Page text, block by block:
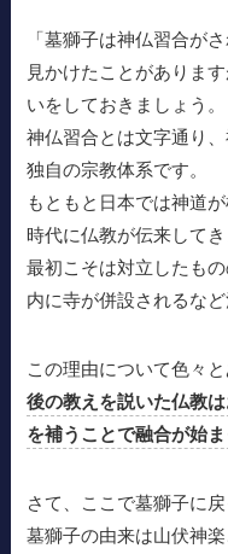
「墓獅子は神仏習合が
見かけたことがありま
いをしておきましょう。
神仏習合とは文字通り
独自の宗教体系です。
もともと日本では神道
時代に仏教が伝来してき
最初こそは対立したも
内に寺が併設されるな
この理由について色々と
後の教えを説いた仏教
を補うことで融合が始
さて、ここで墓獅子に戻
墓獅子の由来は山伏神